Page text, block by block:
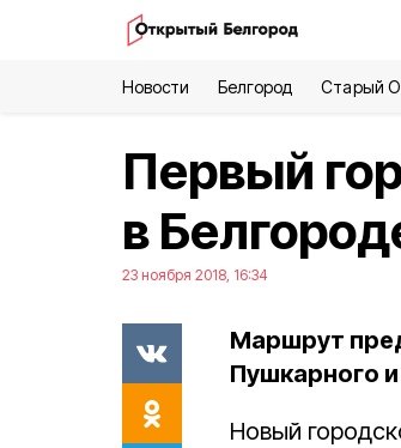
Новости Белгород Старый
Первый
в
23 ноября 2018, 16:34
Маршрут
Пушкарного
Новый